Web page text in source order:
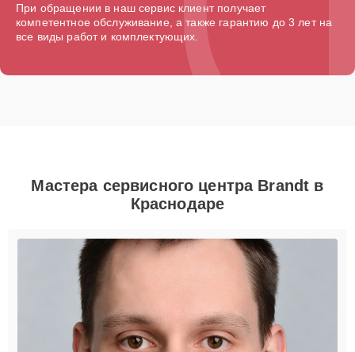
При обращении в наш сервис клиент получает
компетентное обслуживание, а также гарантию до 3 лет на
все виды работ и комплектующих.
Мастера сервисного центра Brandt в
Краснодаре